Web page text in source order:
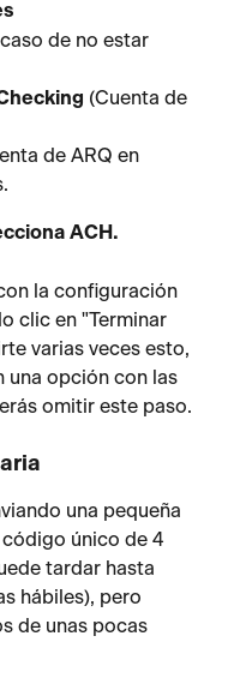
de no estar
(Cuenta de
de ARQ en
ACH.
la configuración
clic en "Terminar
varias veces esto,
una opción con las
omitir este paso.
una pequeña
único de 4
tardar hasta
hábiles), pero
de unas pocas